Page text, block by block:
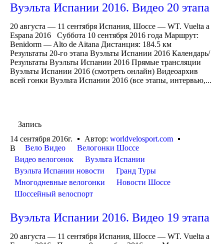
Вуэльта Испании 2016. Видео 20 этапа
20 августа — 11 сентября Испания, Шоссе — WT. Vuelta a
Espana 2016 Суббота 10 сентября 2016 года Маршрут:
Benidorm — Alto de Aitana Дистанция: 184.5 км
Результаты 20-го этапа Вуэльты Испании 2016 Календарь/
Результаты Вуэльты Испании 2016 Прямые трансляции
Вуэльты Испании 2016 (смотреть онлайн) Видеоархив
всей гонки Вуэльта Испании 2016 (все этапы, интервью,...
Запись
14 сентября 2016г.
Автор: worldvelosport.com
В
Вело Видео
Велогонки Шоссе
Видео велогонок
Вуэльта Испании
Вуэльта Испании новости
Гранд Туры
Многодневные велогонки
Новости Шоссе
Шоссейный велоспорт
Вуэльта Испании 2016. Видео 19 этапа
20 августа — 11 сентября Испания, Шоссе — WT. Vuelta a